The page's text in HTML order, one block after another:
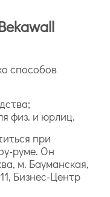
способов
физ. и юрлиц.
при
руме. Он
м. Бауманская,
Бизнес-Центр